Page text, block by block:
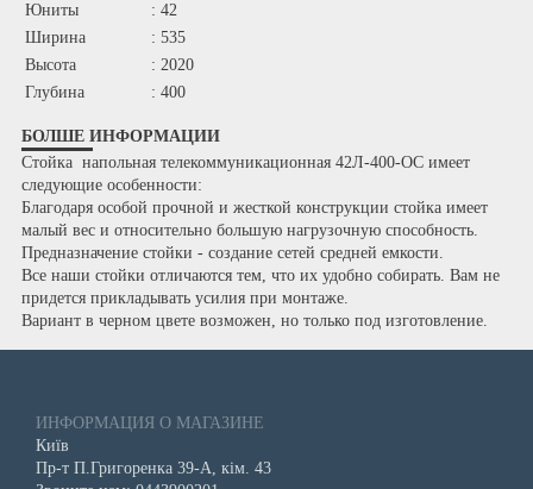
Юниты
: 42
Ширина
: 535
Высота
: 2020
Глубина
: 400
БОЛШЕ ИНФОРМАЦИИ
Стойка напольная телекоммуникационная 42Л-400-ОС имеет
следующие особенности:
Благодаря особой прочной и жесткой конструкции стойка имеет
малый вес и относительно большую нагрузочную способность.
Предназначение стойки - создание сетей средней емкости.
Все наши стойки отличаются тем, что их удобно собирать. Вам не
придется прикладывать усилия при монтаже.
Вариант в черном цвете возможен, но только под изготовление.
ИНФОРМАЦИЯ О МАГАЗИНЕ
Київ
Пр-т П.Григоренка 39-А, кім. 43